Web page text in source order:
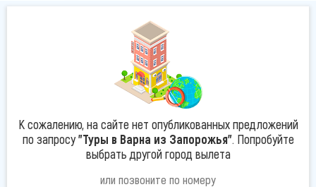
К сожалению, на сайте нет опубликованных предложений
по запросу"Туры в Варна из Запорожья". Попробуйте
выбрать другой город вылета
или позвоните по номеру